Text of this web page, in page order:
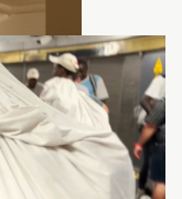
DE BAJA